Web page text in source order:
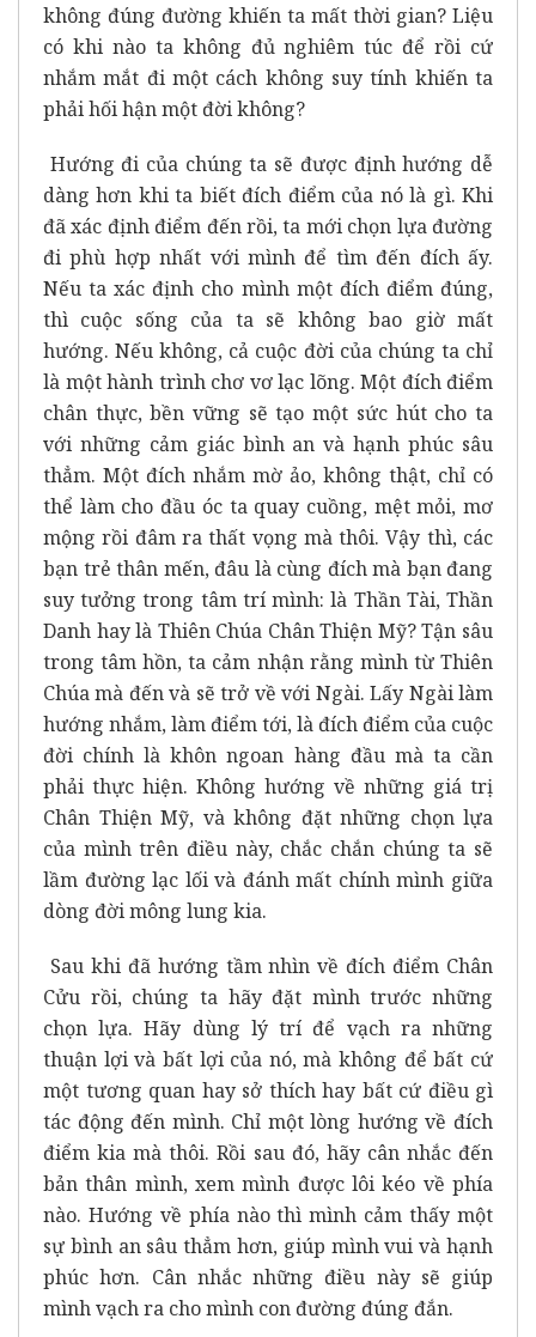
không đúng đường khiến ta mất thời gian? Liệu
có khi nào ta không đủ nghiêm túc để rồi cứ
nhắm mắt đi một cách không suy tính khiến ta
phải hối hận một đời không?
Hướng đi của chúng ta sẽ được định hướng dễ
dàng hơn khi ta biết đích điểm của nó là gì. Khi
đã xác định điểm đến rồi, ta mới chọn lựa đường
đi phù hợp nhất với mình để tìm đến đích ấy.
Nếu ta xác định cho mình một đích điểm đúng,
thì cuộc sống của ta sẽ không bao giờ mất
hướng. Nếu không, cả cuộc đời của chúng ta chỉ
là một hành trình chơ vơ lạc lõng. Một đích điểm
chân thực, bền vững sẽ tạo một sức hút cho ta
với những cảm giác bình an và hạnh phúc sâu
thẳm. Một đích nhắm mờ ảo, không thật, chỉ có
thể làm cho đầu óc ta quay cuồng, mệt mỏi, mơ
mộng rồi đâm ra thất vọng mà thôi. Vậy thì, các
bạn trẻ thân mến, đâu là cùng đích mà bạn đang
suy tưởng trong tâm trí mình: là Thần Tài, Thần
Danh hay là Thiên Chúa Chân Thiện Mỹ? Tận sâu
trong tâm hồn, ta cảm nhận rằng mình từ Thiên
Chúa mà đến và sẽ trở về với Ngài. Lấy Ngài làm
hướng nhắm, làm điểm tới, là đích điểm của cuộc
đời chính là khôn ngoan hàng đầu mà ta cần
phải thực hiện. Không hướng về những giá trị
Chân Thiện Mỹ, và không đặt những chọn lựa
của mình trên điều này, chắc chắn chúng ta sẽ
lầm đường lạc lối và đánh mất chính mình giữa
dòng đời mông lung kia.
Sau khi đã hướng tầm nhìn về đích điểm Chân
Cửu rồi, chúng ta hãy đặt mình trước những
chọn lựa. Hãy dùng lý trí để vạch ra những
thuận lợi và bất lợi của nó, mà không để bất cứ
một tương quan hay sở thích hay bất cứ điều gì
tác động đến mình. Chỉ một lòng hướng về đích
điểm kia mà thôi. Rồi sau đó, hãy cân nhắc đến
bản thân mình, xem mình được lôi kéo về phía
nào. Hướng về phía nào thì mình cảm thấy một
sự bình an sâu thẳm hơn, giúp mình vui và hạnh
phúc hơn. Cân nhắc những điều này sẽ giúp
mình vạch ra cho mình con đường đúng đắn.